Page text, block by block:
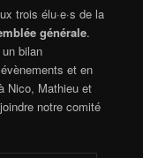
trois élu·e·s de la
générale.
bilan
et en
Nico, Mathieu et
notre comité